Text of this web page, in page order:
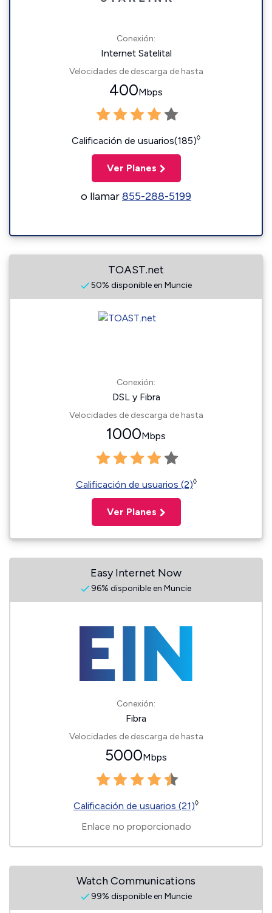
Conexión:
Internet Satelital
Velocidades de descarga de hasta
400Mbps
Calificación de usuarios(185)◊
Ver Planes
o llamar855-288-5199
TOAST.net
50% disponible en Muncie
Conexión:
DSL y Fibra
Velocidades de descarga de hasta
1000Mbps
Calificación de usuarios (2)◊
Ver Planes
Easy Internet Now
96% disponible en Muncie
Conexión:
Fibra
Velocidades de descarga de hasta
5000Mbps
Calificación de usuarios (21)◊
Enlace no proporcionado
Watch Communications
99% disponible en Muncie